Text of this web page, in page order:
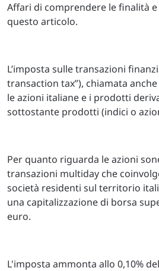
Affari di comprendere le finalità
questo articolo.
L’imposta sulle transazioni
transaction tax”), chiamata
le azioni italiane e i prodotti
sottostante prodotti (indici o
Per quanto riguarda le azioni
transazioni multiday che
società residenti sul territorio
una capitalizzazione di borsa
euro.
L'imposta ammonta allo 0,10%